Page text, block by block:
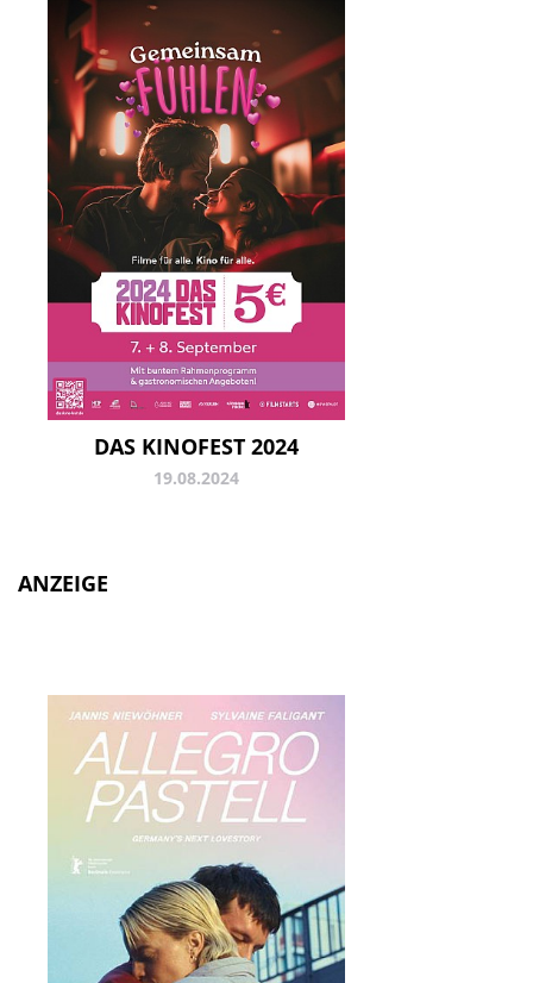
DAS KINOFEST 2024
19.08.2024
ANZEIGE